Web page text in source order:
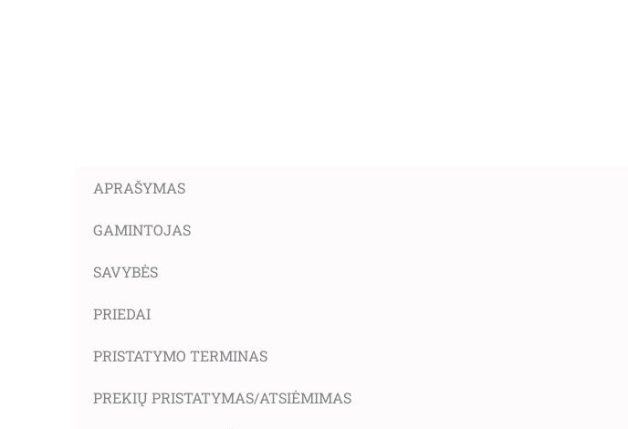
APRAŠYMAS
GAMINTOJAS
SAVYBĖS
PRIEDAI
PRISTATYMO TERMINAS
PREKIŲ PRISTATYMAS/ATSIĖMIMAS